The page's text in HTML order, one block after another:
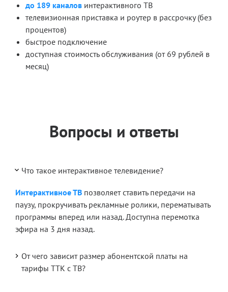
до 189 каналов интерактивного ТВ
телевизионная приставка и роутер в рассрочку (без
процентов)
быстрое подключение
доступная стоимость обслуживания (от 69 рублей в
месяц)
Вопросы и ответы
Что такое интерактивное телевидение?
Интерактивное ТВпозволяет ставить передачи на
паузу, прокручивать рекламные ролики, перематывать
программы вперед или назад. Доступна перемотка
эфира на 3 дня назад.
От чего зависит размер абонентской платы на
тарифы ТТК с ТВ?